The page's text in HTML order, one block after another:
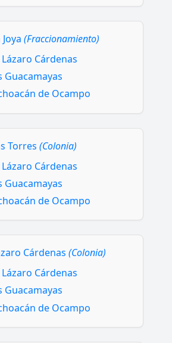
Joya (Fraccionamiento)
Lázaro Cárdenas
Guacamayas
de Ocampo
Torres (Colonia)
Lázaro Cárdenas
Guacamayas
de Ocampo
Cárdenas (Colonia)
Lázaro Cárdenas
Guacamayas
de Ocampo